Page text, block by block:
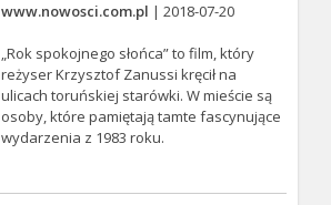
www.nowosci.com.pl | 2018-07-20
„Rok spokojnego słońca” to film, który
reżyser Krzysztof Zanussi kręcił na
ulicach toruńskiej starówki. W mieście są
osoby, które pamiętają tamte fascynujące
wydarzenia z 1983 roku.